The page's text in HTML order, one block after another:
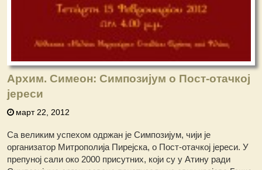
Архим. Симеон: Симпозијум о Пост-отачкој
јереси
март 22, 2012
Са великим успехом одржан је Симпозијум, чији је
организатор Митрополија Пирејска, о Пост-отачкој јереси. У
препуној сали око 2000 присутних, који су у Атину ради